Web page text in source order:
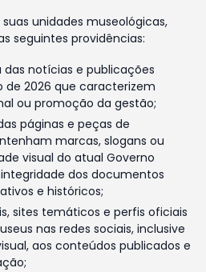
unidades museológicas,
seguintes providências:
notícias e publicações
de 2026 que caracterizem
ou promoção da gestão;
páginas e peças de
marcas, slogans ou
visual do atual Governo
dos documentos
e históricos;
sites temáticos e perfis oficiais
nas redes sociais, inclusive
aos conteúdos publicados e